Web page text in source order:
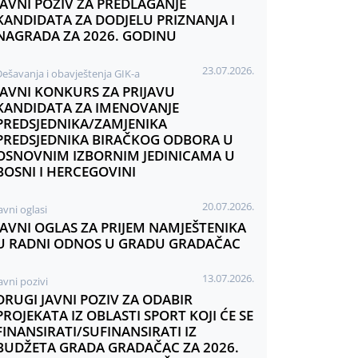
ZA DODJELU PRIZNANJA I
ZA 2026. GODINU
i obavještenja GIK-a 23.07.2026.
KONKURS ZA PRIJAVU
ZA IMENOVANJE
ZAMJENIKA
BIRAČKOG ODBORA U
IZBORNIM JEDINICAMA U
I HERCEGOVINI
oglasi 20.07.2026.
OGLAS ZA PRIJEM NAMJEŠTENIKA
RADNI ODNOS U GRADU GRADAČAC
pozivi 13.07.2026.
JAVNI POZIV ZA ODABIR
IZ OBLASTI SPORT KOJI ĆE SE
SUFINANSIRATI IZ
GRADA GRADAČAC ZA 2026.